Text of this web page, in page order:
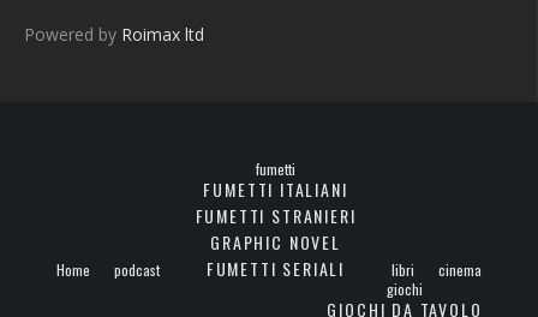
Powered by Roimax ltd
Home podcast
fumetti
FUMETTI ITALIANI
FUMETTI STRANIERI
GRAPHIC NOVEL
FUMETTI SERIALI
libri
cinema
giochi
GIOCHI DA TAVOLO